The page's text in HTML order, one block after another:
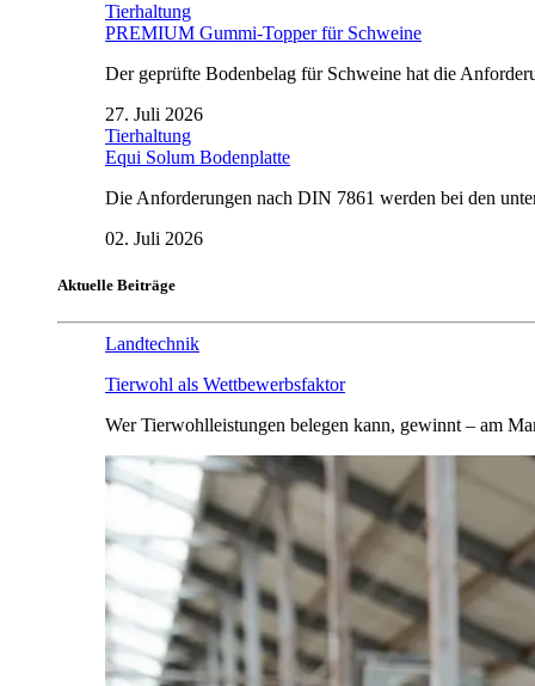
Tierhaltung
PREMIUM Gummi-Topper für Schweine
Der geprüfte Bodenbelag für Schweine hat die
27. Juli 2026
Tierhaltung
Equi Solum Bodenplatte
Die Anforderungen nach DIN 7861 werden bei den
02. Juli 2026
Aktuelle Beiträge
Landtechnik
Tierwohl als Wettbewerbsfaktor
Wer Tierwohlleistungen belegen kann, gewinnt – am